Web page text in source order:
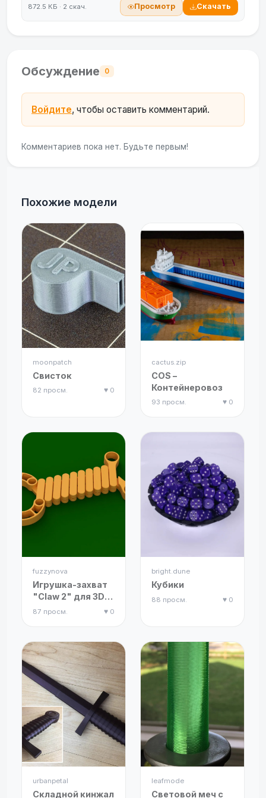
872.5 КБ · 2 скач. Просмотр Скачать
Обсуждение 0
Войдите, чтобы оставить комментарий.
Комментариев пока нет. Будьте первым!
Похожие модели
moonpatch
Свисток
82 просм. ♥ 0
cactus.zip
COS –
Контейнеровоз
93 просм. ♥ 0
fuzzynova
Игрушка-захват
"Claw 2" для 3D-
печати
87 просм. ♥ 0
bright.dune
Кубики
88 просм. ♥ 0
urbanpetal
Складной кинжал
leafmode
Световой меч с